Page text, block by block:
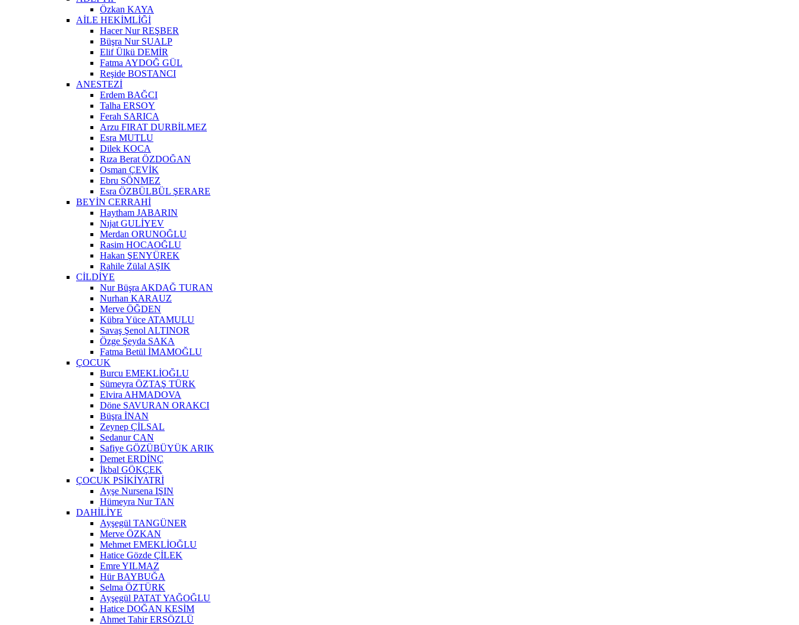
Özkan KAYA
AİLE HEKİMLİĞİ
Hacer Nur REŞBER
Büşra Nur SUALP
Elif Ülkü DEMİR
Fatma AYDOĞ GÜL
Reşide BOSTANCI
ANESTEZİ
Erdem BAĞCI
Talha ERSOY
Ferah SARICA
Arzu FIRAT DURBİLMEZ
Esra MUTLU
Dilek KOCA
Rıza Berat ÖZDOĞAN
Osman ÇEVİK
Ebru SÖNMEZ
Esra ÖZBÜLBÜL ŞERARE
BEYİN CERRAHİ
Haytham JABARIN
Nıjat GULİYEV
Merdan ORUNOĞLU
Rasim HOCAOĞLU
Hakan ŞENYÜREK
Rahile Zülal AŞIK
CİLDİYE
Nur Büşra AKDAĞ TURAN
Nurhan KARAUZ
Merve ÖĞDEN
Kübra Yüce ATAMULU
Savaş Şenol ALTINOR
Özge Şeyda SAKA
Fatma Betül İMAMOĞLU
ÇOCUK
Burcu EMEKLİOĞLU
Sümeyra ÖZTAŞ TÜRK
Elvira AHMADOVA
Döne SAVURAN ORAKCI
Büşra İNAN
Zeynep ÇİLSAL
Sedanur CAN
Safiye GÖZÜBÜYÜK ARIK
Demet ERDİNÇ
İkbal GÖKÇEK
ÇOCUK PSİKİYATRİ
Ayşe Nursena IŞIN
Hümeyra Nur TAN
DAHİLİYE
Ayşegül TANGÜNER
Merve ÖZKAN
Mehmet EMEKLİOĞLU
Hatice Gözde ÇİLEK
Emre YILMAZ
Hür BAYBUĞA
Selma ÖZTÜRK
Ayşegül PATAT YAĞOĞLU
Hatice DOĞAN KESİM
Ahmet Tahir ERSÖZLÜ